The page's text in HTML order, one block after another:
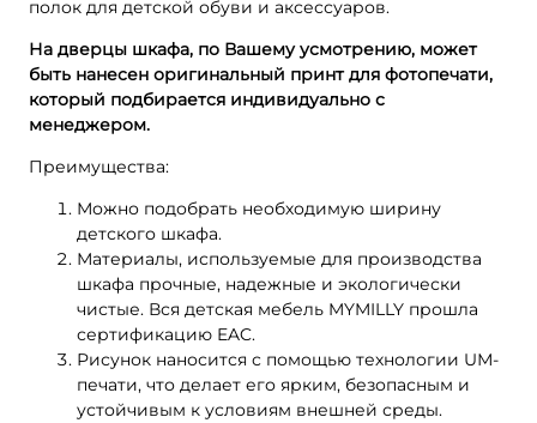
полок для детской обуви и аксессуаров.
На дверцы шкафа, по Вашему усмотрению, может
быть нанесен оригинальный принт для фотопечати,
который подбирается индивидуально с
менеджером.
Преимущества:
Можно подобрать необходимую ширину
детского шкафа.
Материалы, используемые для производства
шкафа прочные, надежные и экологически
чистые. Вся детская мебель MYMILLY прошла
сертификацию EAC.
Рисунок наносится с помощью технологии UМ-
печати, что делает его ярким, безопасным и
устойчивым к условиям внешней среды.